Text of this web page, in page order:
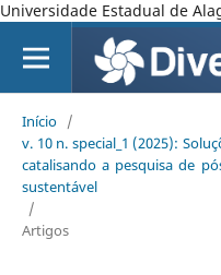
Universidade Estadual de
Início /
v. 10 n. special_1 (2025):
catalisando a pesquisa de
sustentável
/
Artigos